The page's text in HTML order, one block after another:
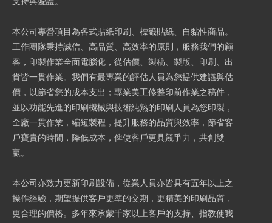
本公司專營項目為各式貼紙印刷、標籤貼紙、自黏性商品。
工作團隊秉持誠信、高品質、高效率的原則，服務我們的顧
客，印製作業全面電腦化，從估價、製稿、製版、印刷、出
貨皆一貫作業。我們有最專業的評估人員為您提供建議與估
價，以節省您的成本支出；專業美工修整印前作業之稿件，
並以功能先進的印刷機械與技術純熟的印刷人員為您印製，
全廠一貫作業，縮短製程，提升服務的品質與效率，節省客
戶寶貴的時間，降低成本，俾使客戶更具競爭力，共創雙
贏。
本公司亦致力更新印刷設備，從業人員亦皆具有五年以上之
操作經驗，期望提供客戶更準的交期，更精美的印刷品質，
更合理的價格。多年來承蒙千家以上客戶的支持、指教使我